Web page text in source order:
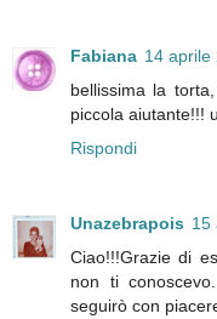
Fabiana 14 aprile
bellissima la
piccola aiutante!!!
Rispondi
Unazebrapois 15
Ciao!!!Grazie di
non ti
seguirò con